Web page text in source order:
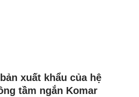
xuất khẩu của hệ
tầm ngắn Komar